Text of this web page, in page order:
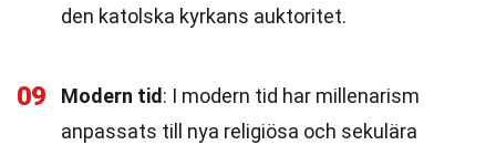
den katolska kyrkans auktoritet.
09 Modern tid : I modern tid har millenarism
anpassats till nya religiösa och sekulära